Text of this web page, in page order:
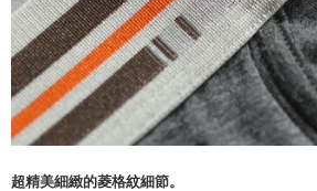
超精美細緻的菱格紋細節。